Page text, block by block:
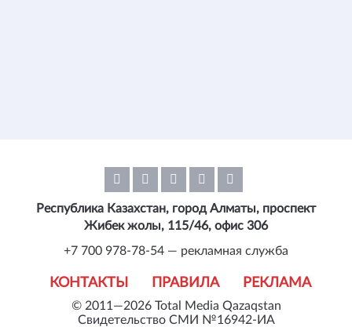
© 2011—2026 Total Media Qazaqstan
Свидетельство СМИ №16942-ИА
КОНТАКТЫ ПРАВИЛА РЕКЛАМА
Республика Казахстан, город Алматы, проспект
Жибек жолы, 115/46, офис 306
+7 700 978-78-54 — рекламная служба